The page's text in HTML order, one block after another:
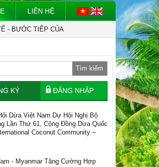
LIÊN HỆ
- BƯỚC TIẾP CỦA
– THE VIETNAM
Tìm kiếm
KÝ ĐĂNG NHẬP
Thành Cây Công Nghiệp Chủ Lực
DỪA VIỆT NAM LÀM VIỆC VỚI
Dừa Việt Nam Dự Hội Nghị Bộ
Lần Thứ 61, Cộng Đồng Dừa Quốc
Coconut Community –
- Myanmar Tăng Cường Hợp
Dựng Vùng Nguyên Liệu Dừa Và
Nông Sản.
Thành Cây Công Nghiệp Chủ Lực